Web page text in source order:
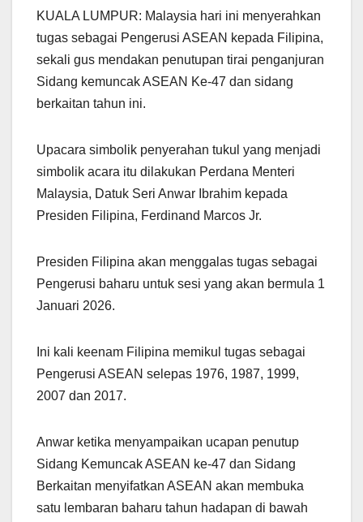
at
s
A
p
e
gr
a
m
c
e
b
o
k
ail ar
e
KUALA LUMPUR: Malaysia hari ini menyerahkan
tugas sebagai Pengerusi ASEAN kepada Filipina,
sekali gus mendakan penutupan tirai penganjuran
Sidang kemuncak ASEAN Ke-47 dan sidang
berkaitan tahun ini.
Upacara simbolik penyerahan tukul yang menjadi
simbolik acara itu dilakukan Perdana Menteri
Malaysia, Datuk Seri Anwar Ibrahim kepada
Presiden Filipina, Ferdinand Marcos Jr.
Presiden Filipina akan menggalas tugas sebagai
Pengerusi baharu untuk sesi yang akan bermula 1
Januari 2026.
Ini kali keenam Filipina memikul tugas sebagai
Pengerusi ASEAN selepas 1976, 1987, 1999,
2007 dan 2017.
Anwar ketika menyampaikan ucapan penutup
Sidang Kemuncak ASEAN ke-47 dan Sidang
Berkaitan menyifatkan ASEAN akan membuka
satu lembaran baharu tahun hadapan di bawah